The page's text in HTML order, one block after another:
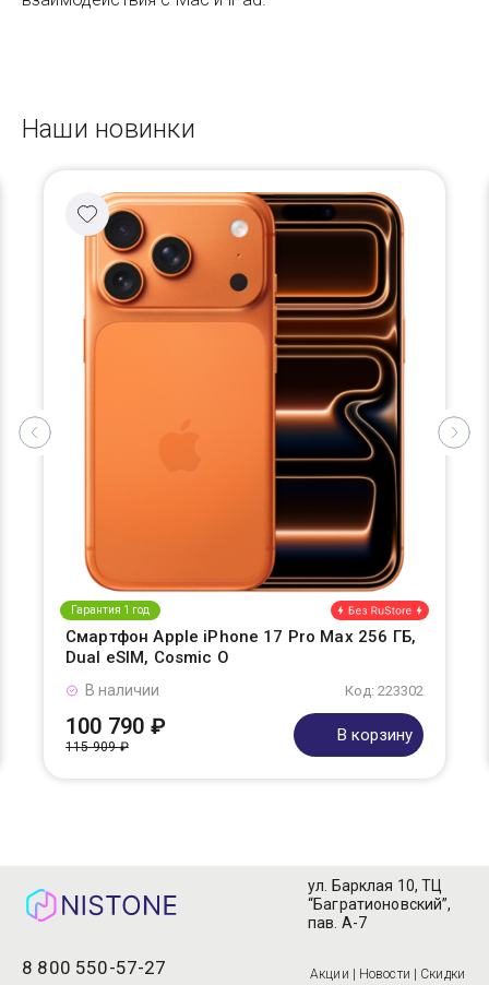
Наши новинки
Гарантия 1 год
Смартфон Apple iPhone 17 Pro Max 256 ГБ,
Dual eSIM, Cosmic O
Код: 223302
В наличии
100 790 ₽
115 909 ₽
В корзину
8 800 550-57-27
ул. Барклая 10, ТЦ
“Багратионовский”,
пав. А-7
Акции | Новости | Скидки